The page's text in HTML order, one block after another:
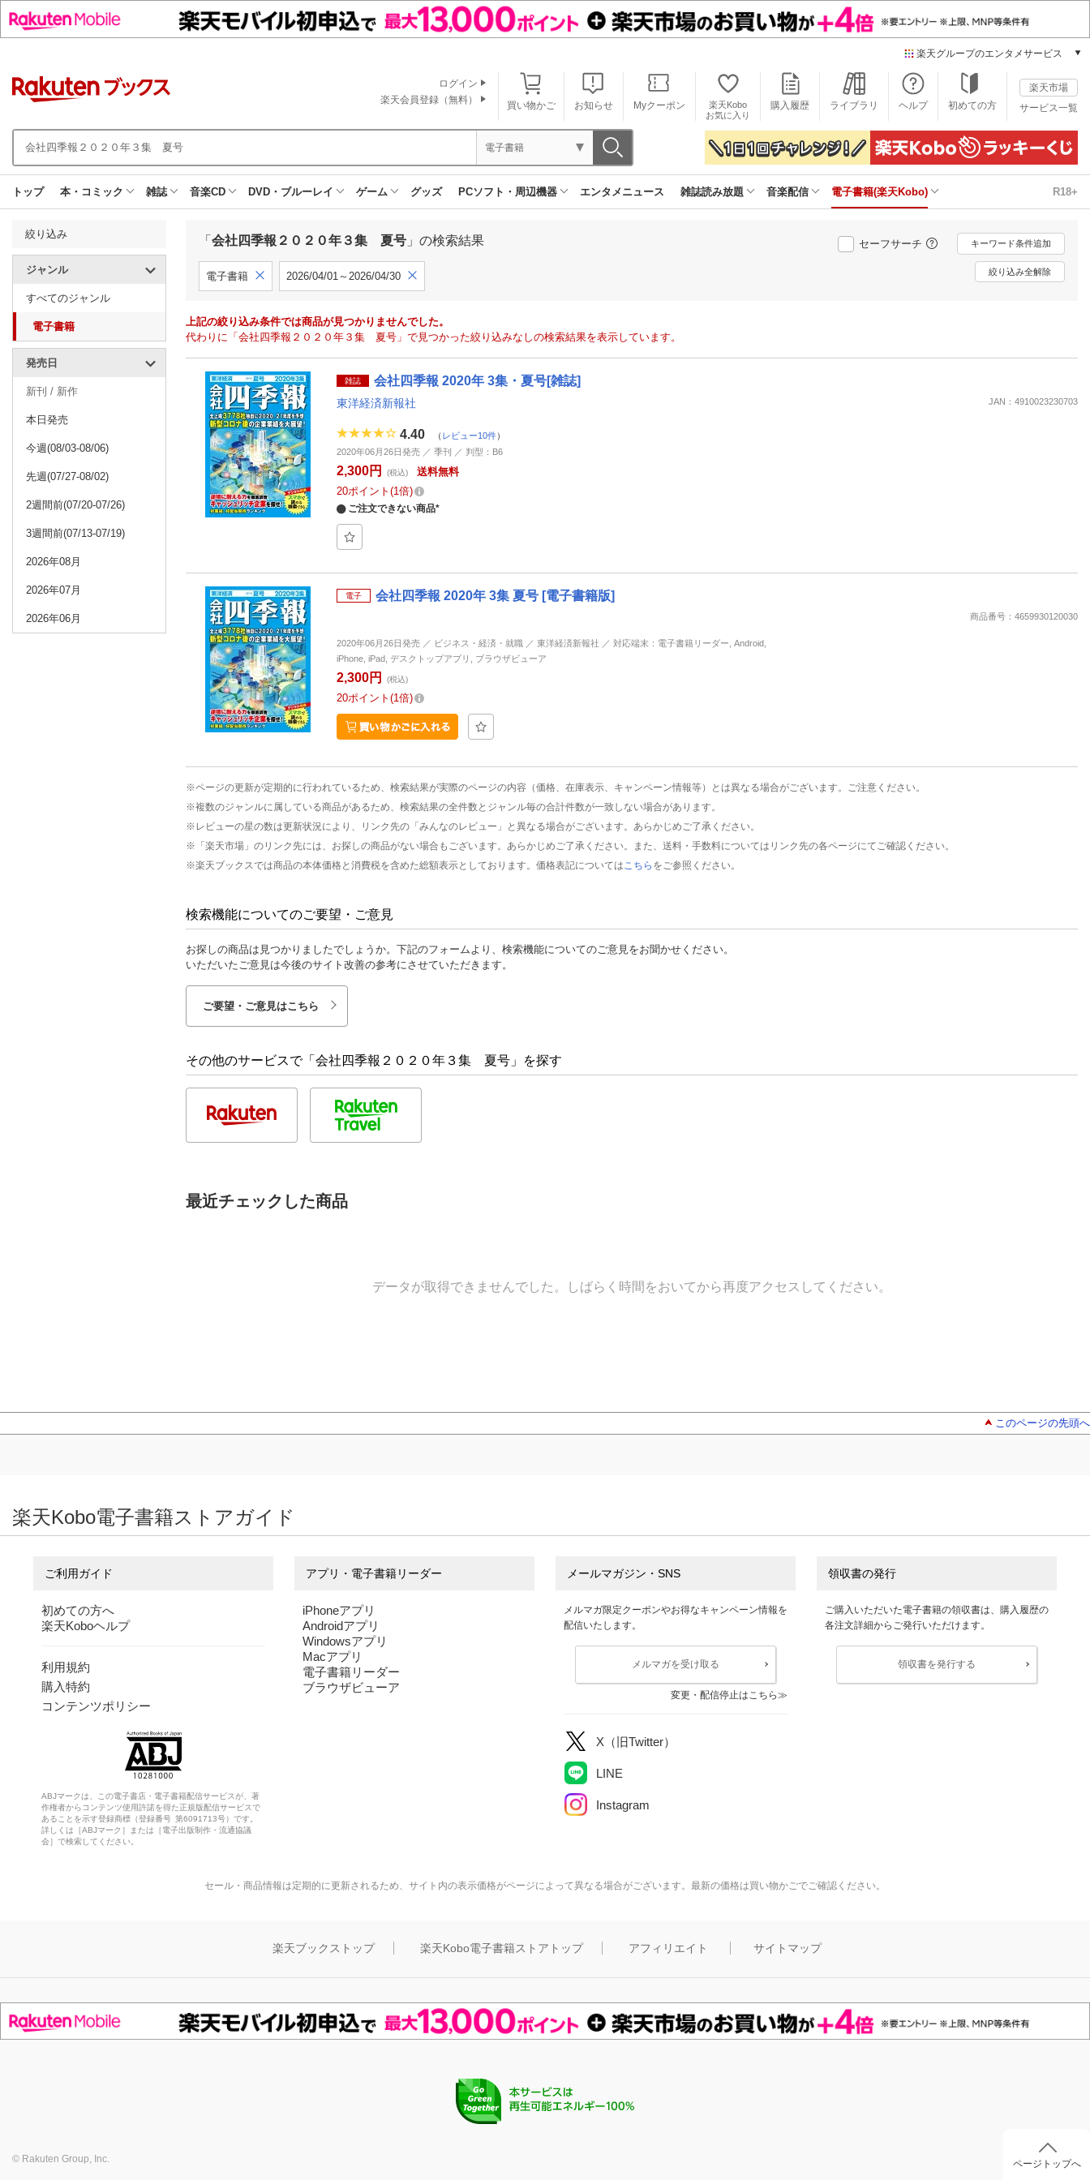
楽天グループのエンタメサービス
本/ゲーム/CD/DVD
楽天ブックス
電子書籍
楽天Kobo
雑誌読み放題
楽天ミュージック
動画配信
楽天TV
動画配信ガイド
買い物かご お知らせ Myクーポン
楽天Kobo
お気に入り
購入履歴 ライブラリ ヘルプ 初めての方
楽天市場
サービス一覧
ログイン
楽天会員登録（無料）
電子書籍
トップ 本・コミック 雑誌 音楽CD DVD・ブルーレイ ゲーム グッズ PCソフト・周辺機器 エンタメニュース 雑誌読み放題 音楽配信 電子書籍(楽天Kobo) R18+
絞り込み
ジャンル
すべてのジャンル
電子書籍
発売日
新刊 / 新作
本日発売
今週(08/03-08/06)
先週(07/27-08/02)
2週間前(07/20-07/26)
3週間前(07/13-07/19)
2026年08月
2026年07月
2026年06月
「 会社四季報２０２０年３集 夏号 」の検索結果 セーフサーチ キーワード条件追加
電子書籍 2026/04/01～2026/04/30 絞り込み全解除
上記の絞り込み条件では商品が見つかりませんでした。
代わりに「会社四季報２０２０年３集 夏号」で見つかった絞り込みなしの検索結果を表示しています。
雑誌 会社四季報 2020年 3集・夏号[雑誌]
東洋経済新報社 JAN：4910023230703
4.40 （ レビュー10件）
2020年06月26日発売 ／ 季刊 ／ 判型：B6
2,300円 (税込)
送料無料
20ポイント 1倍
ご注文できない商品*
電子 会社四季報 2020年 3集 夏号 [電子書籍版]
商品番号：4659930120030
2020年06月26日発売 ／ ビジネス・経済・就職 ／ 東洋経済新報社 ／ 対応端末：電子書籍リーダー, Android,
iPhone, iPad, デスクトップアプリ, ブラウザビューア
2,300円 (税込)
20ポイント 1倍
※ページの更新が定期的に行われているため、検索結果が実際のページの内容（価格、在庫表示、キャンペーン情報等）とは異なる場合がございます。ご注意ください。
※複数のジャンルに属している商品があるため、検索結果の全件数とジャンル毎の合計件数が一致しない場合があります。
※レビューの星の数は更新状況により、リンク先の「みんなのレビュー」と異なる場合がございます。あらかじめご了承ください。
※「楽天市場」のリンク先には、お探しの商品がない場合もございます。あらかじめご了承ください。また、送料・手数料についてはリンク先の各ページにてご確認ください。
※楽天ブックスでは商品の本体価格と消費税を含めた総額表示としております。価格表記については こちら をご参照ください。
検索機能についてのご要望・ご意見
お探しの商品は見つかりましたでしょうか。下記のフォームより、検索機能についてのご意見をお聞かせください。
いただいたご意見は今後のサイト改善の参考にさせていただきます。
ご要望・ご意見はこちら
その他のサービスで「会社四季報２０２０年３集 夏号」を探す
最近チェックした商品
データが取得できませんでした。しばらく時間をおいてから再度アクセスしてください。
このページの先頭へ
楽天Kobo電子書籍ストアガイド
ご利用ガイド
初めての方へ
楽天Koboヘルプ
利用規約
購入特約
コンテンツポリシー
ABJマークは、この電子書店・電子書籍配信サービスが、著
作権者からコンテンツ使用許諾を得た正規版配信サービスで
あることを示す登録商標（登録番号 第6091713号）です。
詳しくは［ABJマーク］または［電子出版制作・流通協議
会］で検索してください。
アプリ・電子書籍リーダー
iPhoneアプリ
Androidアプリ
Windowsアプリ
Macアプリ
電子書籍リーダー
ブラウザビューア
メールマガジン・SNS
メルマガ限定クーポンやお得なキャンペーン情報を
配信いたします。
メルマガを受け取る
変更・配信停止はこちら
X（旧Twitter）
LINE
Instagram
領収書の発行
ご購入いただいた電子書籍の領収書は、購入履歴の
各注文詳細からご発行いただけます。
領収書を発行する
セール・商品情報は定期的に更新されるため、サイト内の表示価格がページによって異なる場合がございます。最新の価格は買い物かごでご確認ください。
楽天ブックストップ 楽天Kobo電子書籍ストアトップ アフィリエイト サイトマップ
© Rakuten Group, Inc. ページトップへ